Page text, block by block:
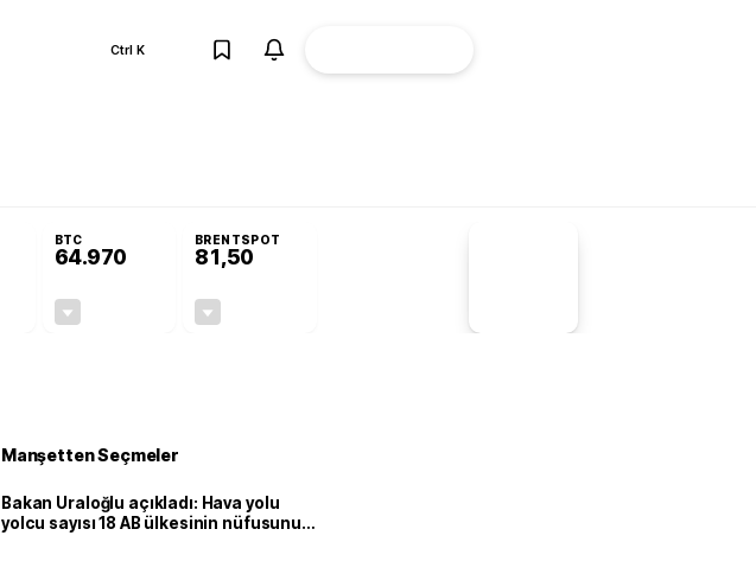
Ctrl K
BTC
64.970
BRENTSPOT
81,50
Manşetten Seçmeler
Bakan Uraloğlu açıkladı: Hava yolu
yolcu sayısı 18 AB ülkesinin nüfusunu